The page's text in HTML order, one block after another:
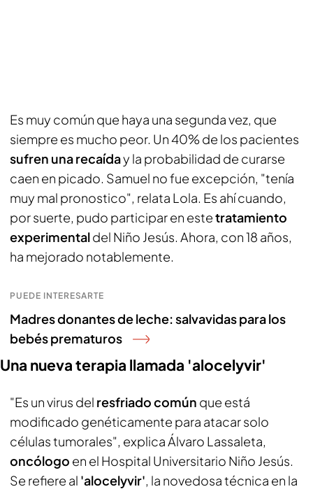
Es muy común que haya una segunda vez, que
siempre es mucho peor. Un 40% de los pacientes
sufren una recaíday la probabilidad de curarse
caen en picado. Samuel no fue excepción, "tenía
muy mal pronostico", relata Lola. Es ahí cuando,
por suerte, pudo participar en estetratamiento
experimentaldel Niño Jesús. Ahora, con 18 años,
ha mejorado notablemente.
PUEDE INTERESARTE
Madres donantes de leche: salvavidas para los
bebés prematuros
Una nueva terapia llamada 'alocelyvir'
"Es un virus del resfriado común que está
modificado genéticamente para atacar solo
células tumorales", explica Álvaro Lassaleta,
oncólogo en el Hospital Universitario Niño Jesús.
Se refiere al 'alocelyvir', la novedosa técnica en la